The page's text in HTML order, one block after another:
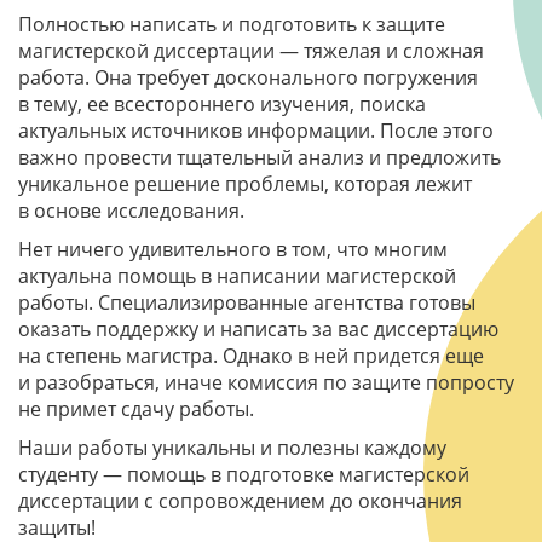
Полностью написать и подготовить к защите
магистерской диссертации — тяжелая и сложная
работа. Она требует досконального погружения
в тему, ее всестороннего изучения, поиска
актуальных источников информации. После этого
важно провести тщательный анализ и предложить
уникальное решение проблемы, которая лежит
в основе исследования.
Нет ничего удивительного в том, что многим
актуальна помощь в написании магистерской
работы. Специализированные агентства готовы
оказать поддержку и написать за вас диссертацию
на степень магистра. Однако в ней придется еще
и разобраться, иначе комиссия по защите попросту
не примет сдачу работы.
Наши работы уникальны и полезны каждому
студенту — помощь в подготовке магистерской
диссертации с сопровождением до окончания
защиты!